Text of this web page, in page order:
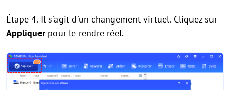
Étape 4. Il s'agit d'un changement virtuel. Cliquez sur
Appliquerpour le rendre réel.